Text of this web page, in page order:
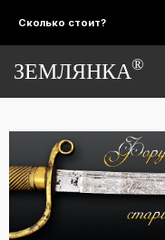
Сколько стоит?
ЗЕМЛЯНКА®